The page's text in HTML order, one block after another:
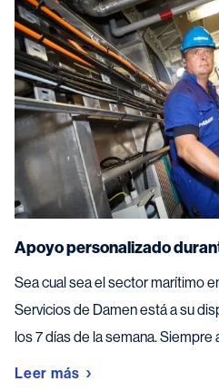
Apoyo personalizado
Sea cual sea el sector marítimo
Servicios de Damen está a su
los 7 días de la semana. Siempre
Leer más